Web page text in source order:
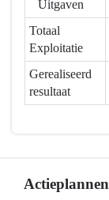
topwerkgever
Financieel
overzicht
Uitgaven
Totaal
Exploitatie
Gerealiseerd
resultaat
Actieplannen